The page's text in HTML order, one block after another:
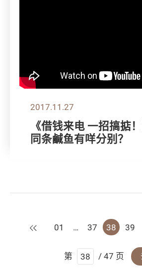
2017.11.27
《借钱来电 一招搞掂
同条鹹鱼有咩分别？
上一页
01 … 37 38 39
第 / 47 页